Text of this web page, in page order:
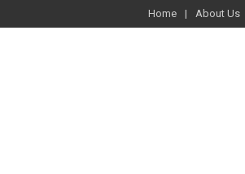
Home About Us